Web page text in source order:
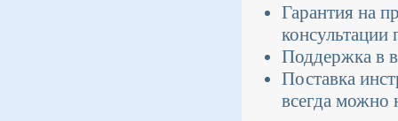
Гарантия на
Поддержка в
Поставка
всегда можно